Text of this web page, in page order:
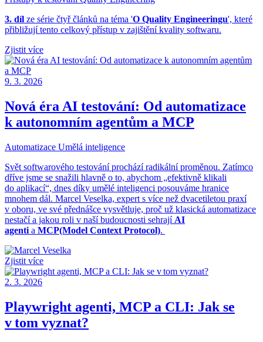
3. díl ze série čtyř článků na téma 'O Quality Engineeringu', které
přibližují tento celkový přístup v zajištění kvality softwaru.
Zjistit více
9. 3. 2026
Nová éra AI testování: Od automatizace
k autonomním agentům a MCP
Automatizace Umělá inteligence
Svět softwarového testování prochází radikální proměnou. Zatímco
dříve jsme se snažili hlavně o to, abychom „efektivně klikali
do aplikací“, dnes díky umělé inteligenci posouváme hranice
mnohem dál. Marcel Veselka, expert s více než dvacetiletou praxí
v oboru, ve své přednášce vysvětluje, proč už klasická automatizace
nestačí a jakou roli v naší budoucnosti sehrají AI
agenti a MCP(Model Context Protocol).
Zjistit více
2. 3. 2026
Playwright agenti, MCP a CLI: Jak se
v tom vyznat?